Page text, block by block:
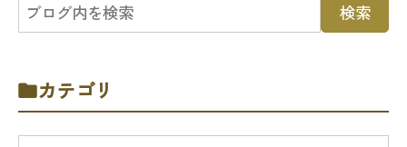
カテゴリ